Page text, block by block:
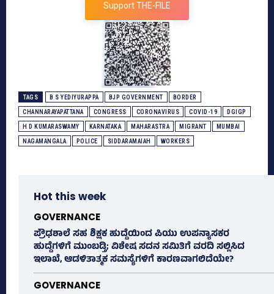
Support THE-FILE
TAGS B S YEDIYURAPPA BJP GOVERNMENT BORDER
CHANNARAYAPATTANA CONGRESS CORONAVIRUS COVID-19 DGIGP
H D KUMARASWAMY KARNATAKA MAHARASTRA MIGRANT MUMBAI
NAGAMANGALA POLICE SIDDARAMAIAH WORKERS
Hot this week
GOVERNANCE
ಪ್ರೌಢಶಾಲೆ ಸಹ ಶಿಕ್ಷಕ ಹುದ್ದೆಯಿಂದ ಪಿಯು ಉಪನ್ಯಾಸಕರ
ಹುದ್ದೆಗಳಿಗೆ ಮುಂಬಡ್ತಿ; ವಿಶೇಷ ಸದನ ಸಮಿತಿಗೆ ವರದಿ ಸಲ್ಲಿಸಿದ
ಇಲಾಖೆ, ಆಡಳಿತಾತ್ಮಕ ಸಮಸ್ಯೆಗಳಿಗೆ ಕಾರಣವಾಗಲಿದೆಯೇ?
GOVERNANCE